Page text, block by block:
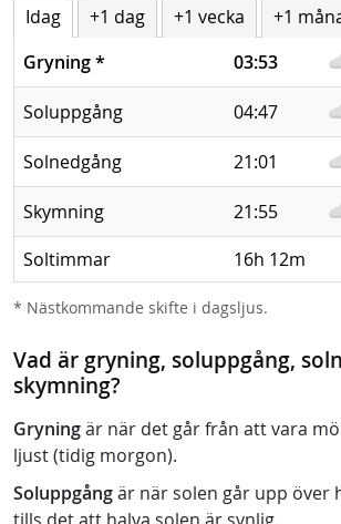
Idag +1 dag +1 vecka
+1
Gryning* 03:53
Soluppgång 04:47
Solnedgång 21:01
Skymning 21:55
Soltimmar 16h 12m
* Nästkommande skifte i dagsljus.
Vad är gryning, soluppgång,
skymning?
Gryningär när det går från att vara
ljust (tidig morgon).
Soluppgångär när solen går upp över